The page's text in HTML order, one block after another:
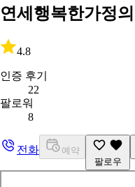
연세행복한가정
4.8
인증 후기
22
팔로워
8
전화
예약
팔로우